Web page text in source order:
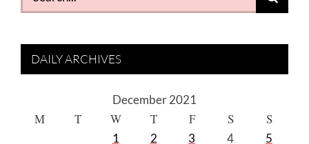
for:
DAILY ARCHIVES
December 2021
M T W T F S S
1 2 3 4
5